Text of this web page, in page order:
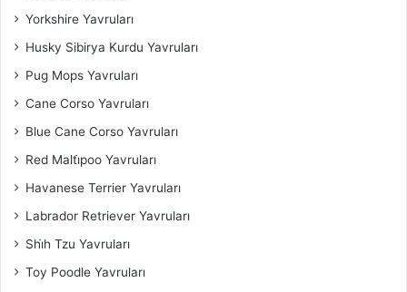
Yorkshire Yavruları
Husky Sibirya Kurdu Yavruları
Pug Mops Yavruları
Cane Corso Yavruları
Blue Cane Corso Yavruları
Red Malti̇poo Yavruları
Havanese Terrier Yavruları
Labrador Retriever Yavruları
Shi̇h Tzu Yavruları
Toy Poodle Yavruları